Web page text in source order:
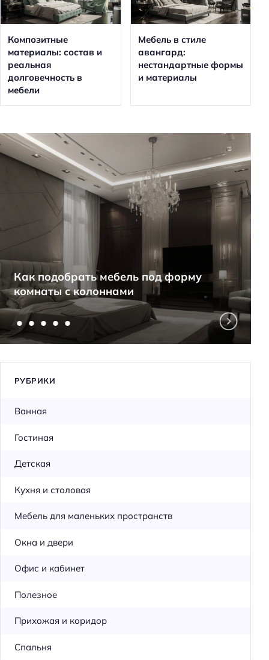
Композитные
материалы: состав и
реальная
долговечность в
мебели
Мебель в стиле
авангард:
нестандартные формы
и материалы
Как подобрать мебель под форму
комнаты с колоннами
РУБРИКИ
Ванная
Гостиная
Детская
Кухня и столовая
Мебель для маленьких пространств
Окна и двери
Офис и кабинет
Полезное
Прихожая и коридор
Спальня